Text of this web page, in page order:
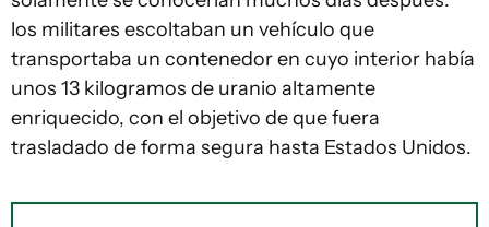
los militares escoltaban un vehículo que
transportaba un contenedor en cuyo interior había
unos 13 kilogramos de uranio altamente
enriquecido, con el objetivo de que fuera
trasladado de forma segura hasta Estados Unidos.